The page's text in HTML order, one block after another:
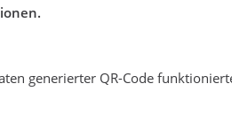
generierter QR-Code